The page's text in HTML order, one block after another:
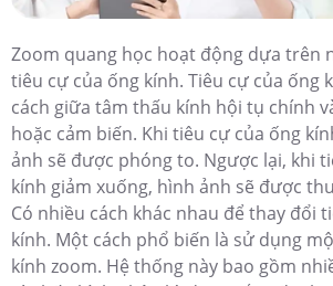
Zoom quang học hoạt động dựa trên
tiêu cự của ống kính. Tiêu cự của ống
cách giữa tâm thấu kính hội tụ chính
hoặc cảm biến. Khi tiêu cự của ống
ảnh sẽ được phóng to. Ngược lại, khi
kính giảm xuống, hình ảnh sẽ được
Có nhiều cách khác nhau để thay đổi
kính. Một cách phổ biến là sử dụng
kính zoom. Hệ thống này bao gồm